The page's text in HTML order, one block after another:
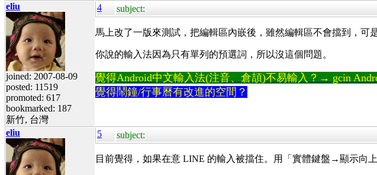
eliu
joined: 2007-08-09
posted: 11519
promoted: 617
bookmarked: 187
新竹, 台灣
4 subject:
馬上改了一版來測試，把編輯區內嵌後，雖然編輯區不會擋到，可
你說的輸入法因為只有單列的預選詞，所以沒這個問題。
覺得Android中文輸入法(注音、倉頡)不易輸入？→ gcin
覺得鬧鐘/行事曆有改進的空間？
eliu 5 subject:
目前覺得，如果在意 LINE 的輸入被擋住。用「實體鍵盤→顯示向